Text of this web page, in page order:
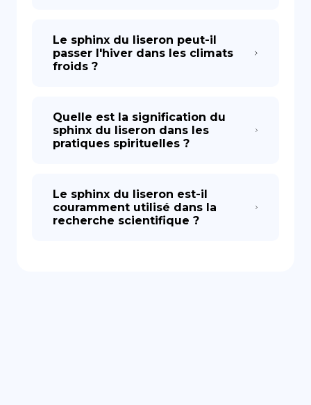
Le sphinx du liseron peut-il
passer l'hiver dans les climats
froids ?
Quelle est la signification du
sphinx du liseron dans les
pratiques spirituelles ?
Le sphinx du liseron est-il
couramment utilisé dans la
recherche scientifique ?